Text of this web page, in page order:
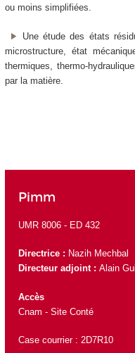
ou moins simplifiées.
Une étude des états
microstructure, état
thermiques, thermo-
par la matière.
Pimm
UMR 8006 - ED 432
Directrice : Nazih Mechbal
Directeur adjoint : Alain
Accès
Cnam - Site Conté
Case courrier : 2D7R10